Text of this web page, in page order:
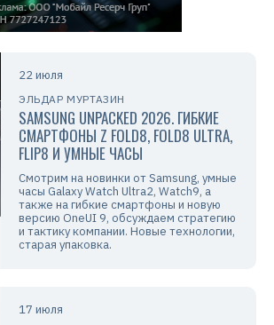
22 июля
ЭЛЬДАР МУРТАЗИН
SAMSUNG UNPACKED 2026. ГИБКИЕ
СМАРТФОНЫ Z FOLD8, FOLD8 ULTRA,
FLIP8 И УМНЫЕ ЧАСЫ
Смотрим на новинки от Samsung, умные
часы Galaxy Watch Ultra2, Watch9, а
также на гибкие смартфоны и новую
версию OneUI 9, обсуждаем стратегию
и тактику компании. Новые технологии,
старая упаковка.
17 июля